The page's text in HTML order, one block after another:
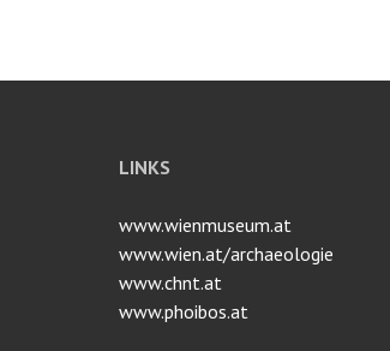
LINKS
www.wienmuseum.at
www.wien.at/archaeologie
www.chnt.at
www.phoibos.at